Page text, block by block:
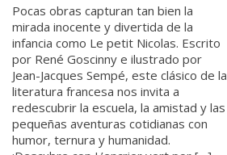
Pocas obras capturan tan bien la
mirada inocente y divertida de la
infancia como Le petit Nicolas. Escrito
por René Goscinny e ilustrado por
Jean-Jacques Sempé, este clásico de la
literatura francesa nos invita a
redescubrir la escuela, la amistad y las
pequeñas aventuras cotidianas con
humor, ternura y humanidad.